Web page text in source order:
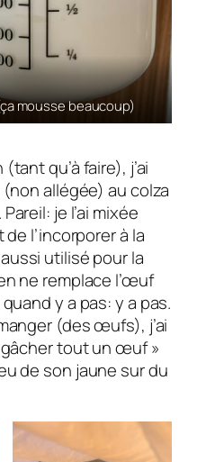
mousse beaucoup)
qu’à faire), j’ai
allégée) au colza
je l’ai mixée
l’incorporer à la
utilisé pour la
ne remplace l’œuf
y a pas: y a pas.
(des œufs), j’ai
gâcher tout un œuf »
de son jaune sur du